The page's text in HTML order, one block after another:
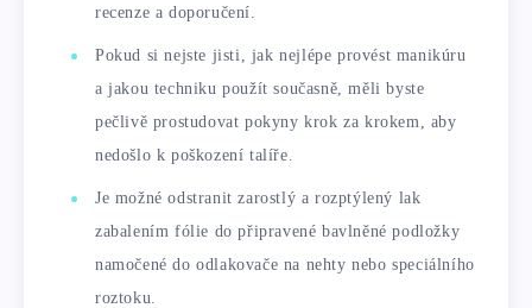
recenze a doporučení.
Pokud si nejste jisti, jak nejlépe provést manikúru
a jakou techniku ​​použít současně, měli byste
pečlivě prostudovat pokyny krok za krokem, aby
nedošlo k poškození talíře.
Je možné odstranit zarostlý a rozptýlený lak
zabalením fólie do připravené bavlněné podložky
namočené do odlakovače na nehty nebo speciálního
roztoku.